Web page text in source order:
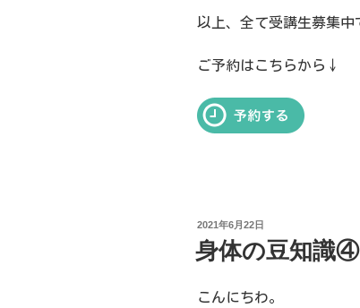
以上、全て受講生募集中
ご予約はこちらから↓
投
稿
日:
2021年6月22日
身体の豆知識
こんにちわ。